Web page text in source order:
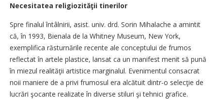
Necesitatea religiozităţii tinerilor
Spre finalul întâlnirii, asist. univ. drd. Sorin Mihalache a amintit
că, în 1993, Bienala de la Whitney Museum, New York,
exemplifica răsturnările recente ale conceptului de frumos
reflectat în artele plastice, lansat ca un manifest menit să pună
în miezul realităţii artistice marginalul. Evenimentul consacrat
noii maniere de a privi frumosul era alcătuit dintr-o selecţie de
lucrări şocante realizate în diverse stiluri şi tehnici grafice.